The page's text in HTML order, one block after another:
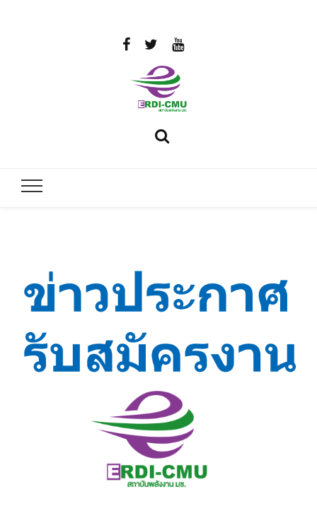
มหาวิทยาลัย
เชียงใหม่